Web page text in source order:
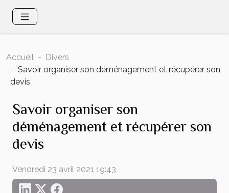
Accueil
Divers
Savoir organiser son déménagement et récupérer son
devis
Savoir organiser son
déménagement et récupérer son
devis
Vendredi 23 avril 2021 19:43